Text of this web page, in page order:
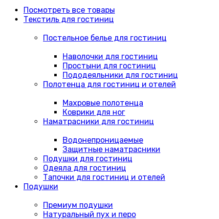
Посмотреть все товары
Текстиль для гостиниц
Постельное белье для гостиниц
Наволочки для гостиниц
Простыни для гостиниц
Пододеяльники для гостиниц
Полотенца для гостиниц и отелей
Махровые полотенца
Коврики для ног
Наматрасники для гостиниц
Водонепроницаемые
Защитные наматрасники
Подушки для гостиниц
Одеяла для гостиниц
Тапочки для гостиниц и отелей
Подушки
Премиум подушки
Натуральный пух и перо